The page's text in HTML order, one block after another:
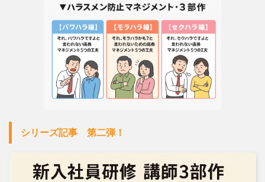
シリーズ記事 第二弾！